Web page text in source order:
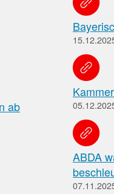
ab
ABDA
Hier
finden
Sie
u.
den
über
die
sowie
die
TI-
FAQ
Häufig
und
zu
den
des
sog.